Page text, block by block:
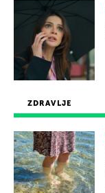
ZDRAVLJE